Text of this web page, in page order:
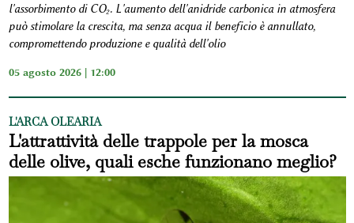
l'assorbimento di CO₂. L'aumento dell'anidride carbonica in atmosfera
può stimolare la crescita, ma senza acqua il beneficio è annullato,
compromettendo produzione e qualità dell'olio
05 agosto 2026 | 12:00
L'ARCA OLEARIA
L'attrattività delle trappole per la mosca
delle olive, quali esche funzionano meglio?